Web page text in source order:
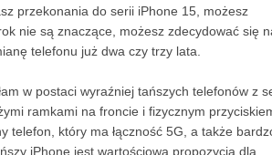
przekonania do serii iPhone 15, możesz
nie są znaczące, możesz zdecydować się
telefonu już dwa czy trzy lata.
w postaci wyraźniej tańszych telefonów z
ramkami na froncie i fizycznym
telefon, który ma łączność 5G, a także
iPhone jest wartościową propozycją dla